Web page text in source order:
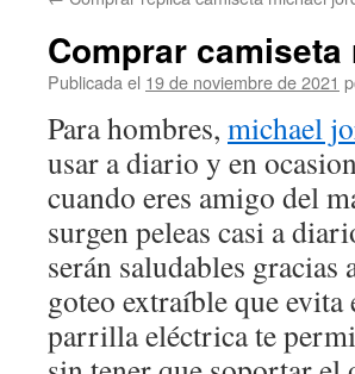
Comprar
Publicada el 19 de noviembre de 2021
Para hombres, michael
usar a diario y en
cuando eres amigo del
surgen peleas casi a
serán saludables
goteo extraíble que evita
parrilla eléctrica te